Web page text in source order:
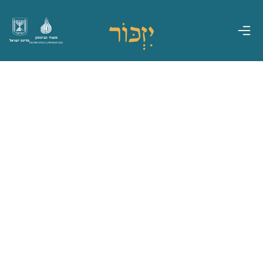
מדינת ישראל
משרד הביטחון
אגף משפחות, הנצחה ומורשת